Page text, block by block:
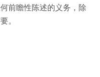
前瞻性陈述的义务，除
。